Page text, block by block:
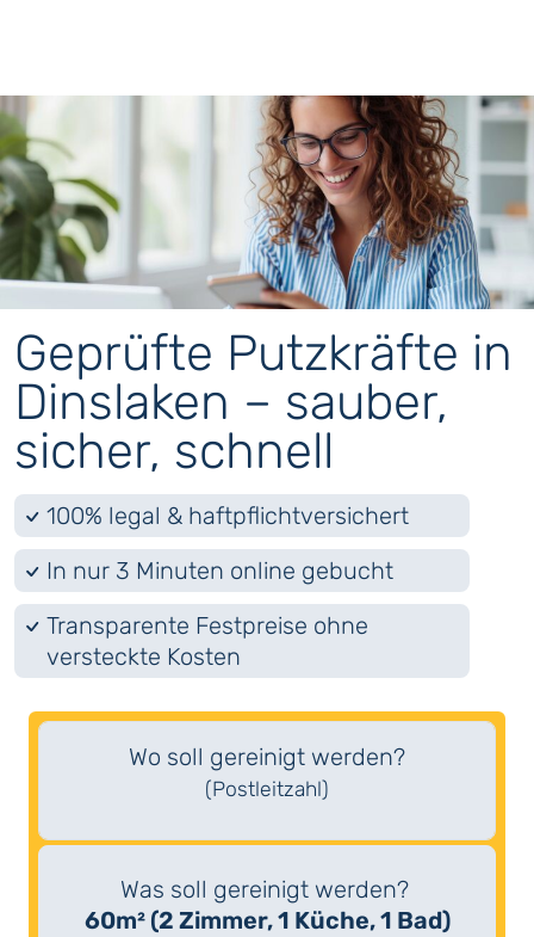
Geprüfte Putzkräfte in
Dinslaken – sauber,
sicher, schnell
100% legal & haftpflichtversichert
In nur 3 Minuten online gebucht
Transparente Festpreise ohne
versteckte Kosten
Wo soll gereinigt werden?
(Postleitzahl)
Was soll gereinigt werden?
60m² (2 Zimmer, 1 Küche, 1 Bad)